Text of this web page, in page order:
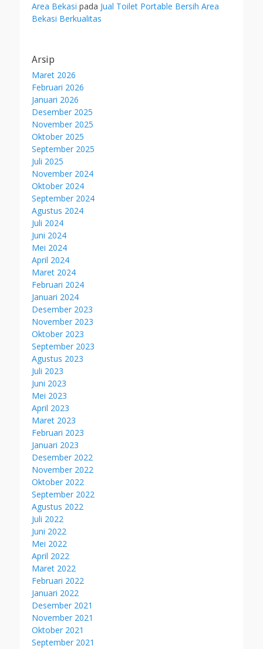
Area Bekasi pada Jual Toilet Portable Bersih Area
Bekasi Berkualitas
Arsip
Maret 2026
Februari 2026
Januari 2026
Desember 2025
November 2025
Oktober 2025
September 2025
Juli 2025
November 2024
Oktober 2024
September 2024
Agustus 2024
Juli 2024
Juni 2024
Mei 2024
April 2024
Maret 2024
Februari 2024
Januari 2024
Desember 2023
November 2023
Oktober 2023
September 2023
Agustus 2023
Juli 2023
Juni 2023
Mei 2023
April 2023
Maret 2023
Februari 2023
Januari 2023
Desember 2022
November 2022
Oktober 2022
September 2022
Agustus 2022
Juli 2022
Juni 2022
Mei 2022
April 2022
Maret 2022
Februari 2022
Januari 2022
Desember 2021
November 2021
Oktober 2021
September 2021